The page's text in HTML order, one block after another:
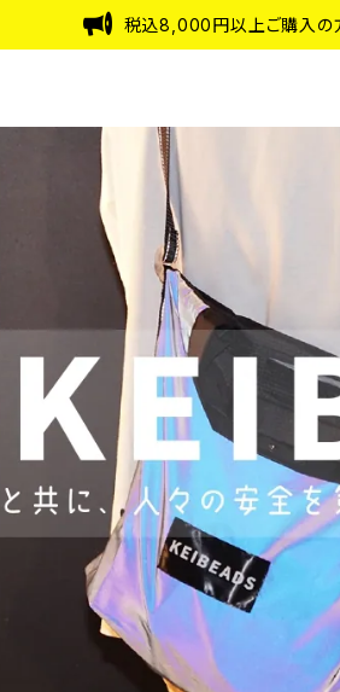
税込8,000円以上ご購入の方